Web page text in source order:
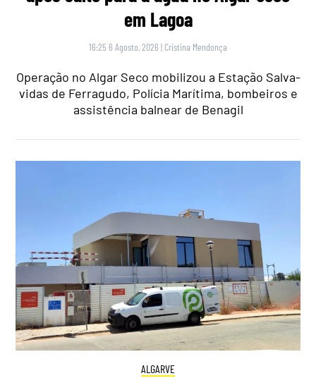
em Lagoa
16:25 6 Agosto, 2026 | Cristina Mendonça
Operação no Algar Seco mobilizou a Estação Salva-
vidas de Ferragudo, Polícia Marítima, bombeiros e
assistência balnear de Benagil
ALGARVE